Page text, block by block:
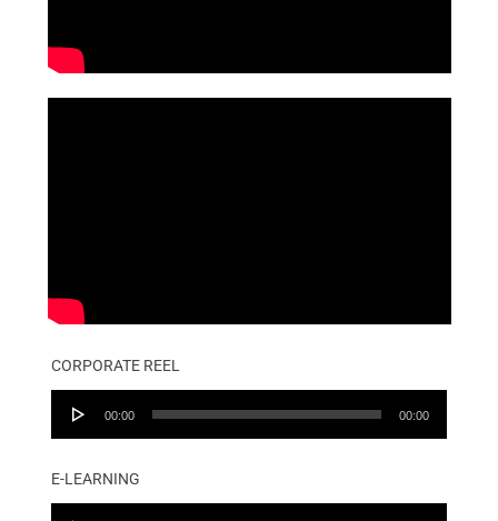
CORPORATE REEL
Audio
00:00 00:00
E-LEARNING
Audio